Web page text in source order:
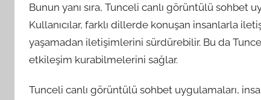
Bunun yanı sıra, Tunceli canlı görüntülü sohbet
Kullanıcılar, farklı dillerde konuşan insanlarla
yaşamadan iletişimlerini sürdürebilir. Bu da
etkileşim kurabilmelerini sağlar.
Tunceli canlı görüntülü sohbet uygulamaları,